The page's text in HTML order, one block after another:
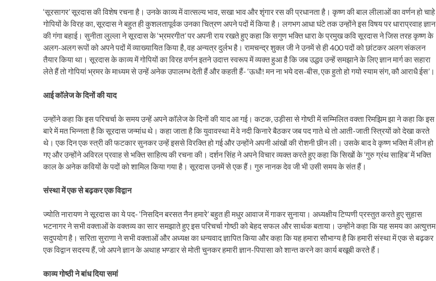
‘सूरसागर’ सूरदास की विशेष रचना है। उनके काव्य में वात्सल्य भाव, सखा भाव और शृंगार रस की प्रधानता है। कृष्ण की बाल लीलाओं का वर्णन हो चाहे
गोपियों के विरह का, सूरदास ने बहुत ही कुशलतापूर्वक उनका चित्रण अपने पदों में किया है। लगभग आधा घंटे तक उन्होंने इस विषय पर धाराप्रवाह ज्ञान
की गंगा बहाई। सुनीता लुल्ला ने सूरदास के ‘भ्रमरगीत’ पर अपनी राय रखते हुए कहा कि सगुण भक्ति धारा के प्रमुख कवि सूरदास ने जिस तरह कृष्ण के
अलग-अलग रूपों को अपने पदों में व्याख्यायित किया है, वह अन्यत्र दुर्लभ है। रामचन्द्र शुक्ल जी ने उनमें से ही 400 पदों को छांटकर अलग संकलन
तैयार किया था। सूरदास के काव्य में गोपियों का विरह वर्णन इतने उदात्त स्वरूप में व्यक्त हुआ है कि जब उद्धव उन्हें समझाने के लिए ज्ञान मार्ग का सहारा
लेते हैं तो गोपियां भ्रमर के माध्यम से उन्हें अनेक उपालम्भ देती हैं और कहती हैं- ‘ऊधौ! मन ना भये दस-बीस, एक हुतो हो गयो स्याम संग, कौ आराधै ईस’।
आई काॅलेज के दिनों की याद
उन्होंने कहा कि इस परिचर्चा के समय उन्हें अपने काॅलेज के दिनों की याद आ गई। कटक, उड़ीसा से गोष्ठी में सम्मिलित वक्ता रिमझिम झा ने कहा कि इस
बारे में मत भिन्नता है कि सूरदास जन्मांध थे। कहा जाता है कि युवावस्था में वे नदी किनारे बैठकर जब पद गाते थे तो आती-जाती स्त्रियों को देखा करते
थे। एक दिन एक स्त्री की फटकार सुनकर उन्हें इससे विरक्ति हो गई और उन्होंने अपनी आंखों की रोशनी छीन ली। उसके बाद वे कृष्ण भक्ति में लीन हो
गए और उन्होंने अविरल प्रवाह से भक्ति साहित्य की रचना की। दर्शन सिंह ने अपने विचार व्यक्त करते हुए कहा कि सिखों के ‘गुरु ग्रंथ साहिब’ में भक्ति
काल के अनेक कवियों के पदों को शामिल किया गया है। सूरदास उनमें से एक हैं। गुरु नानक देव जी भी उसी समय के संत हैं।
संस्था में एक से बढ़कर एक विद्वान
ज्योति नारायण ने सूरदास का ये पद- ‘निसदिन बरसत नैन हमारे’ बहुत ही मधुर आवाज में गाकर सुनाया। अध्यक्षीय टिप्पणी प्रस्तुत करते हुए सुहास
भटनागर ने सभी वक्ताओं के वक्तव्य का सार समझाते हुए इस परिचर्चा गोष्ठी को बेहद सफल और सार्थक बताया। उन्होंने कहा कि यह समय का अत्युत्तम
सदुपयोग है। सरिता सुराणा ने सभी वक्ताओं और अध्यक्ष का धन्यवाद ज्ञापित किया और कहा कि यह हमारा सौभाग्य है कि हमारी संस्था में एक से बढ़कर
एक विद्वान सदस्य हैं, जो अपने ज्ञान के अथाह भण्डार से मोती चुनकर हमारी ज्ञान-पिपासा को शान्त करने का कार्य बखूबी करते हैं।
काव्य गोष्ठी ने बांध दिया समां